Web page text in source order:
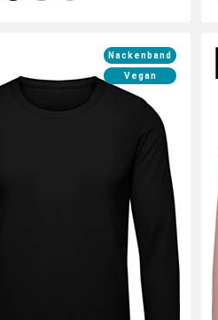
jetzt dein Longsleeve mit
Logos und Motiven
Nackenband
Vegan